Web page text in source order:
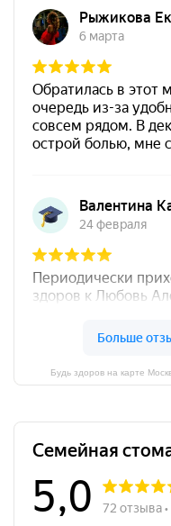
Будь здоров на карте